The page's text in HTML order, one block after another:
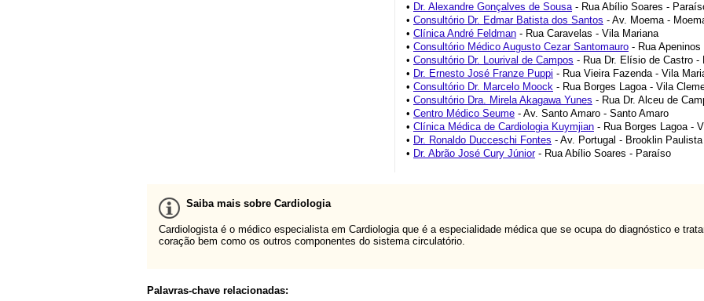
• Dr. Alexandre Gonçalves de Sousa- Rua Abílio Soares -
• Consultório Dr. Edmar Batista dos Santos - Av. Moema -
• Clínica André Feldman - Rua Caravelas - Vila Mariana
• Consultório Médico Augusto Cezar Santomauro - Rua
• Consultório Dr. Lourival de Campos - Rua Dr. Elísio de Castro -
• Dr. Ernesto José Franze Puppi - Rua Vieira Fazenda - Vila
• Consultório Dr. Marcelo Moock - Rua Borges Lagoa - Vila
• Consultório Dra. Mirela Akagawa Yunes - Rua Dr. Alceu de
• Centro Médico Seume - Av. Santo Amaro - Santo Amaro
• Clínica Médica de Cardiologia Kuymjian - Rua Borges Lagoa -
• Dr. Ronaldo Ducceschi Fontes - Av. Portugal - Brooklin Paulista
• Dr. Abrão José Cury Júnior- Rua Abílio Soares - Paraíso
Saiba mais sobre Cardiologia
Cardiologista é o médico especialista em Cardiologia que é a especialidade médica que se ocupa do diagnóstico e
coração bem como os outros componentes do sistema circulatório.
Palavras-chave relacionadas: